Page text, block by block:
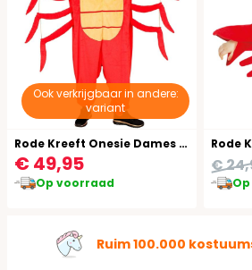
Ook verkrijgbaar in andere:
variant
Rode Kreeft Onesie Dames Heren
€ 49,95
Op voorraad
Rode
€
Ruim 100.000